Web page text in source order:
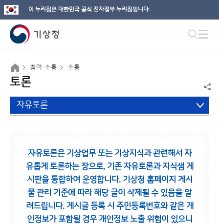
이 누리집은 대한민국 공식 전자정부 누리집입니다.
참여·소통 소통
토론
자유토론
자유토론은 기상업무 또는 기상지식과 관련해서 자
유롭게 토론하는 장으로, 기존 자유토론과 지식샘 게
시판을 통합하여 운영합니다. 기상청 홈페이지 게시
물 관리 기준에 따라 해당 글이 삭제될 수 있음을 알
려드립니다. 게시글 등록 시 주민등록번호와 같은 개
인정보가 포함될 경우 개인정보 노출 위험이 있으니